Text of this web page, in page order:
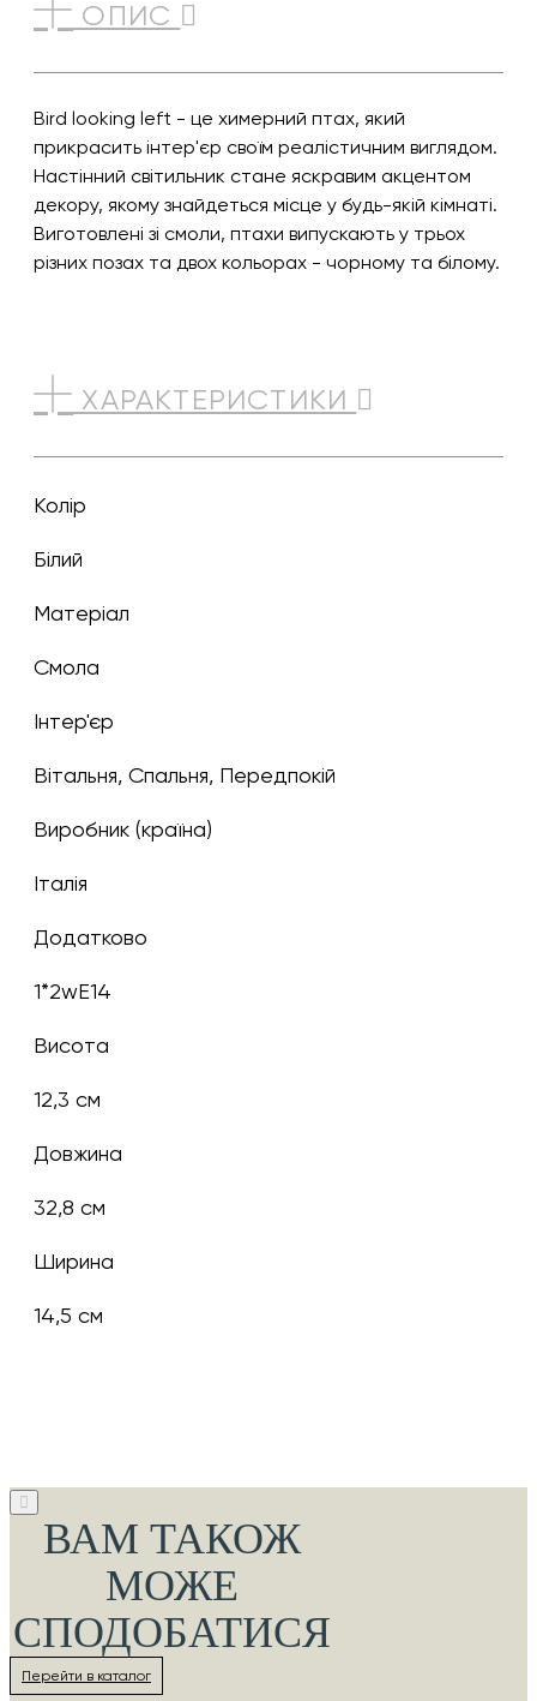
ОПИС
Bird looking left - це химерний птах, який
прикрасить інтер'єр своїм реалістичним виглядом.
Настінний світильник стане яскравим акцентом
декору, якому знайдеться місце у будь-якій кімнаті.
Виготовлені зі смоли, птахи випускають у трьох
різних позах та двох кольорах - чорному та білому.
ХАРАКТЕРИСТИКИ
Колір
білий
Матеріал
Смола
Інтер'єр
Вітальня, Спальня, Передпокій
Виробник (країна)
Італія
Додатково
1*2wE14
Висота
12,3 см
Довжина
32,8 см
Ширина
14,5 см
ВАМ ТАКОЖ
МОЖЕ
СПОДОБАТИСЯ
Перейти в каталог